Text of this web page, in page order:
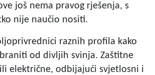
još nema pravog rješenja, s
nije naučio nositi.
raznih profila kako
od divljih svinja. Zaštitne
električne, odbijajući svjetlosni i